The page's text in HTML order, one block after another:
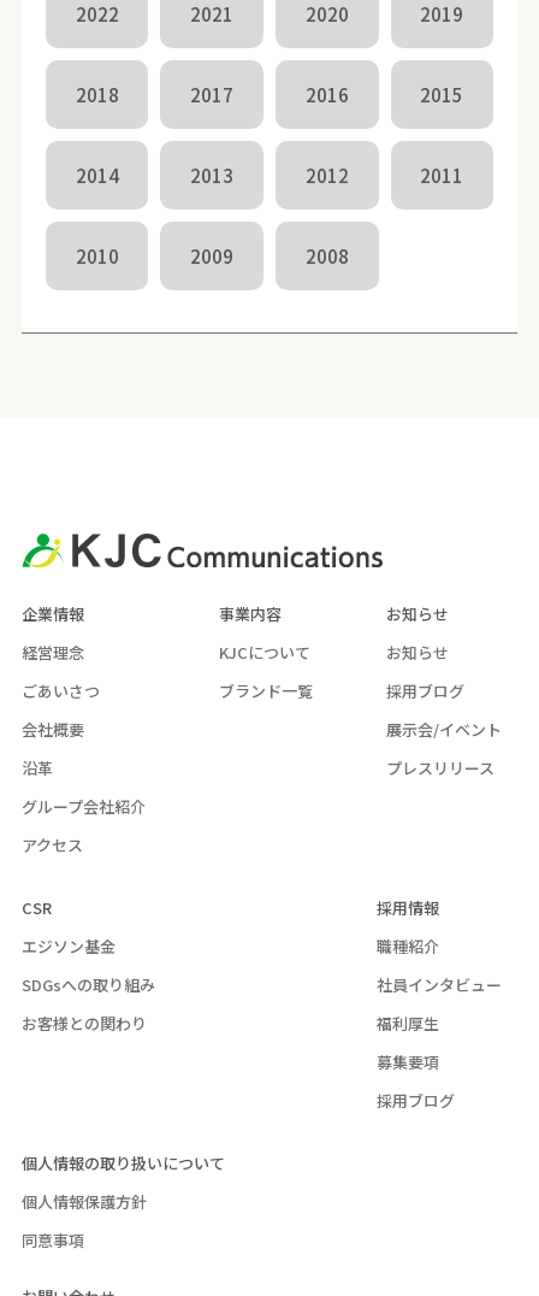
2022 2021 2020 2019
2018 2017 2016 2015
2014 2013 2012 2011
2010 2009 2008
企業情報
経営理念
ごあいさつ
会社概要
沿革
グループ会社紹介
アクセス
事業内容
KJCについて
ブランド一覧
お知らせ
お知らせ
採用ブログ
展示会/イベント
プレスリリース
CSR
エジソン基金
SDGsへの取り組み
お客様との関わり
採用情報
職種紹介
社員インタビュー
福利厚生
募集要項
採用ブログ
個人情報の取り扱いについて
個人情報保護方針
同意事項